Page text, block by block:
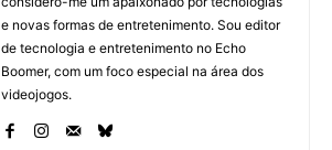
e novas formas de entretenimento. Sou editor
de tecnologia e entretenimento no Echo
Boomer, com um foco especial na área dos
videojogos.